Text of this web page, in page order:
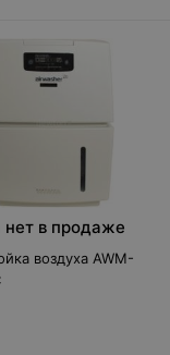
нет в продаже
воздуха AWM-